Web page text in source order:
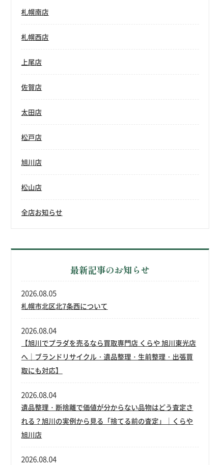
札幌南店
札幌西店
上尾店
佐賀店
太田店
松戸店
旭川店
松山店
全店お知らせ
最新記事のお知らせ
札幌市北区北7条西について
2026.08.05
【旭川でプラダを売るなら買取専門店 くらや 旭川東光店
へ｜ブランドリサイクル・遺品整理・生前整理・出張買
取にも対応】
2026.08.04
遺品整理・断捨離で価値が分からない品物はどう査定さ
れる？旭川の実例から見る「捨てる前の査定」｜くらや
旭川店
2026.08.04
2026.08.04